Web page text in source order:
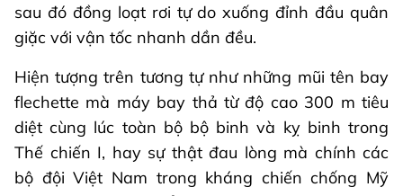
sau đó đồng loạt rơi tự do xuống đỉnh đầu quân
giặc với vận tốc nhanh dần đều.
Hiện tượng trên tương tự như những mũi tên bay
flechette mà máy bay thả từ độ cao 300 m tiêu
diệt cùng lúc toàn bộ bộ binh và kỵ binh trong
Thế chiến I, hay sự thật đau lòng mà chính các
bộ đội Việt Nam trong kháng chiến chống Mỹ